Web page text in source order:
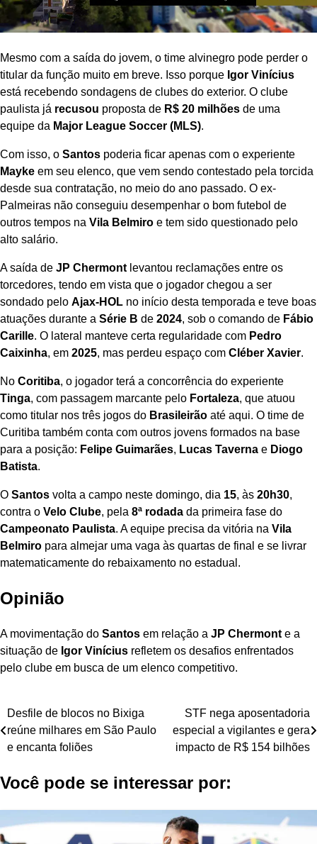
Mesmo com a saída do jovem, o time alvinegro pode perder o
titular da função muito em breve. Isso porque Igor Vinícius
está recebendo sondagens de clubes do exterior. O clube
paulista já recusou proposta de R$ 20 milhões de uma
equipe da Major League Soccer (MLS).
Com isso, o Santos poderia ficar apenas com o experiente
Mayke em seu elenco, que vem sendo contestado pela torcida
desde sua contratação, no meio do ano passado. O ex-
Palmeiras não conseguiu desempenhar o bom futebol de
outros tempos na Vila Belmiro e tem sido questionado pelo
alto salário.
A saída de JP Chermont levantou reclamações entre os
torcedores, tendo em vista que o jogador chegou a ser
sondado pelo Ajax-HOL no início desta temporada e teve boas
atuações durante a Série B de 2024, sob o comando de Fábio
Carille. O lateral manteve certa regularidade com Pedro
Caixinha, em 2025, mas perdeu espaço com Cléber Xavier.
No Coritiba, o jogador terá a concorrência do experiente
Tinga, com passagem marcante pelo Fortaleza, que atuou
como titular nos três jogos do Brasileirão até aqui. O time de
Curitiba também conta com outros jovens formados na base
para a posição: Felipe Guimarães, Lucas Taverna e Diogo
Batista.
O Santos volta a campo neste domingo, dia 15, às 20h30,
contra o Velo Clube, pela 8ª rodada da primeira fase do
Campeonato Paulista. A equipe precisa da vitória na Vila
Belmiro para almejar uma vaga às quartas de final e se livrar
matematicamente do rebaixamento no estadual.
Opinião
A movimentação do Santos em relação a JP Chermont e a
situação de Igor Vinícius refletem os desafios enfrentados
pelo clube em busca de um elenco competitivo.
Navegação
de
Desfile de blocos no Bixiga
reúne milhares em São Paulo
e encanta foliões
STF nega aposentadoria
especial a vigilantes e gera
impacto de R$ 154 bilhões
Você pode se interessar por: